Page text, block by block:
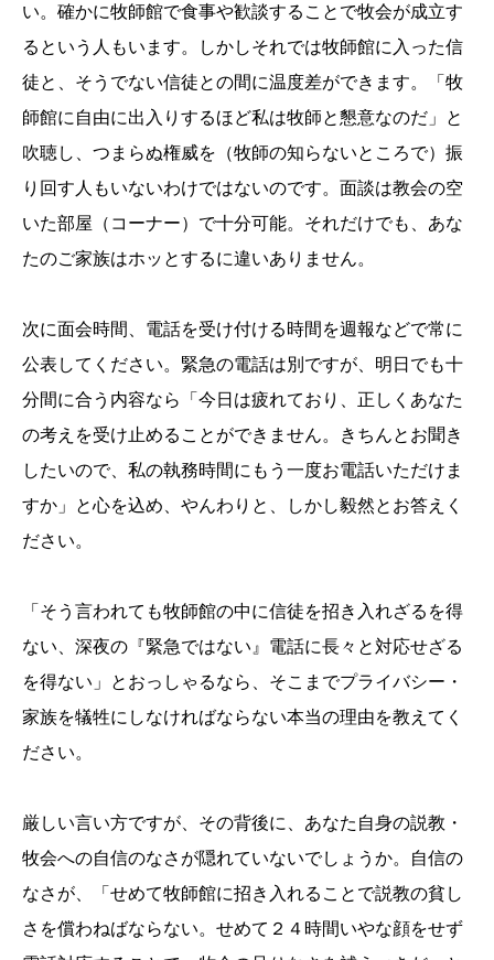
い。確かに牧師館で食事や歓談することで牧会が成立す
るという人もいます。しかしそれでは牧師館に入った信
徒と、そうでない信徒との間に温度差ができます。「牧
師館に自由に出入りするほど私は牧師と懇意なのだ」と
吹聴し、つまらぬ権威を（牧師の知らないところで）振
り回す人もいないわけではないのです。面談は教会の空
いた部屋（コーナー）で十分可能。それだけでも、あな
たのご家族はホッとするに違いありません。
次に面会時間、電話を受け付ける時間を週報などで常に
公表してください。緊急の電話は別ですが、明日でも十
分間に合う内容なら「今日は疲れており、正しくあなた
の考えを受け止めることができません。きちんとお聞き
したいので、私の執務時間にもう一度お電話いただけま
すか」と心を込め、やんわりと、しかし毅然とお答えく
ださい。
「そう言われても牧師館の中に信徒を招き入れざるを得
ない、深夜の『緊急ではない』電話に長々と対応せざる
を得ない」とおっしゃるなら、そこまでプライバシー・
家族を犠牲にしなければならない本当の理由を教えてく
ださい。
厳しい言い方ですが、その背後に、あなた自身の説教・
牧会への自信のなさが隠れていないでしょうか。自信の
なさが、「せめて牧師館に招き入れることで説教の貧し
さを償わねばならない。せめて２４時間いやな顔をせず